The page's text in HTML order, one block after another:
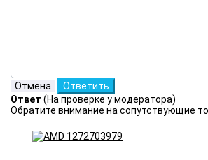
Ответ (На проверке у модератора)
Обратите внимание на сопутствующие